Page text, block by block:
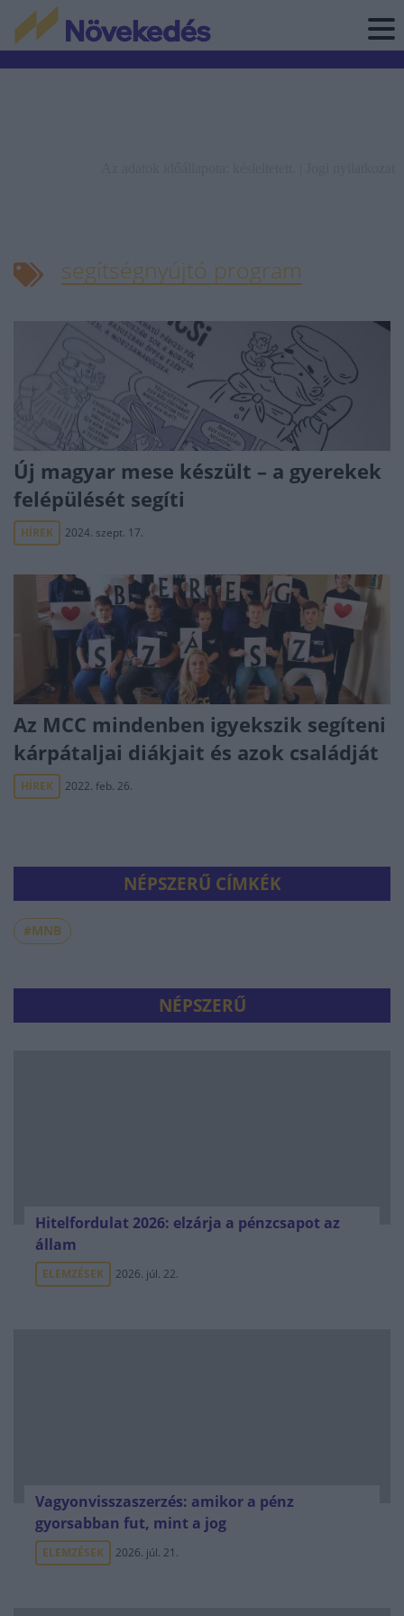
segítségnyújtó program
Új magyar mese készült – a gyerekek
felépülését segíti
HÍREK 2024. szept. 17.
Az MCC mindenben igyekszik segíteni
kárpátaljai diákjait és azok családját
HÍREK 2022. feb. 26.
NÉPSZERŰ CÍMKÉK
#MNB
NÉPSZERŰ
Hitelfordulat 2026: elzárja a pénzcsapot az
állam
ELEMZÉSEK 2026. júl. 22.
Vagyonvisszaszerzés: amikor a pénz
gyorsabban fut, mint a jog
ELEMZÉSEK 2026. júl. 21.